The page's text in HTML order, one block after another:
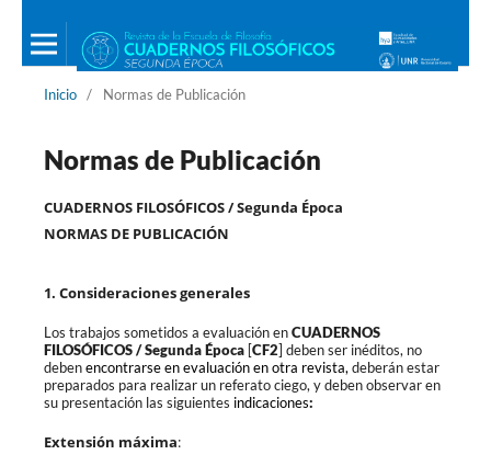
Inicio / Normas de Publicación
Normas de Publicación
CUADERNOS FILOSÓFICOS / Segunda Época
NORMAS DE PUBLICACIÓN
1. Consideraciones generales
Los trabajos sometidos a evaluación enCUADERNOS
FILOSÓFICOS / Segunda Época[CF2] deben ser inéditos, no
debenencontrarse en evaluación en otra revista, deberán estar
preparados para realizar un referato ciego, y deben observar en
su presentación las siguientes indicaciones:
Extensión máxima: